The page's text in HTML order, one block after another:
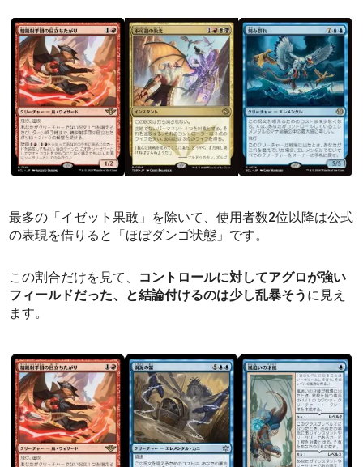
最多の「イゼット果敢」を除いて、使用者数2位以降は公式
の表現を借りると「ほぼダンゴ状態」です。
この割合だけを見て、 コントロールに対してアグロが強い
フィールドだった、と結論付けるのは少し乱暴そう に見え
ます。